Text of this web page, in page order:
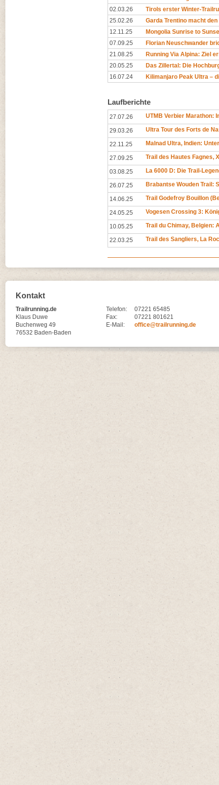
02.03.26
Tirols erster Winter-
25.02.26
Garda Trentino macht
12.11.25
Mongolia Sunrise to
07.09.25
Florian Neuschwander
21.08.25
Running Via Alpina: Ziel
20.05.25
Das Zillertal: Die
16.07.24
Kilimanjaro Peak Ultra –
Laufberichte
27.07.26 UTMB Verbier Marathon:
29.03.26 Ultra Tour des Forts de
22.11.25 Malnad Ultra, Indien:
27.09.25 Trail des Hautes Fagnes,
03.08.25 La 6000 D: Die Trail-
26.07.25 Brabantse Wouden Trail:
14.06.25 Trail Godefroy Bouillon
24.05.25 Vogesen Crossing 3:
10.05.25 Trail du Chimay, Belgien:
22.03.25 Trail des Sangliers, La
Kontakt
Trailrunning.de
Klaus Duwe
Buchenweg 49
76532 Baden-Baden
Telefon:
07221 65485
Fax:
07221 801621
E-Mail:
office@trailrunning.de